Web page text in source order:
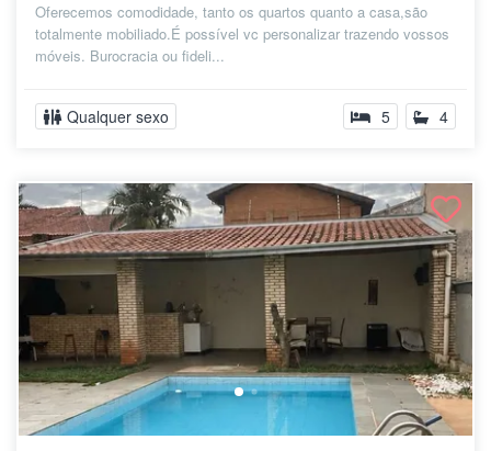
Oferecemos comodidade, tanto os quartos quanto a casa,são
totalmente mobiliado.É possível vc personalizar trazendo vossos
móveis. Burocracia ou fideli...
Qualquer sexo 5 4